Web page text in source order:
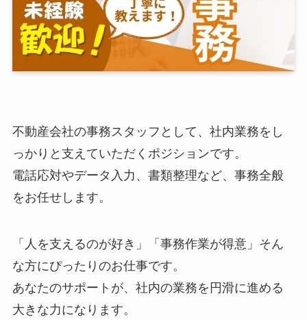
不動産会社の事務スタッフとして、社内業務をし
っかりと支えていただくポジションです。
電話応対やデータ入力、書類整理など、事務全般
をお任せします。
「人を支えるのが好き」「事務作業が得意」そん
な方にぴったりのお仕事です。
あなたのサポートが、社内の業務を円滑に進める
大きな力になります。